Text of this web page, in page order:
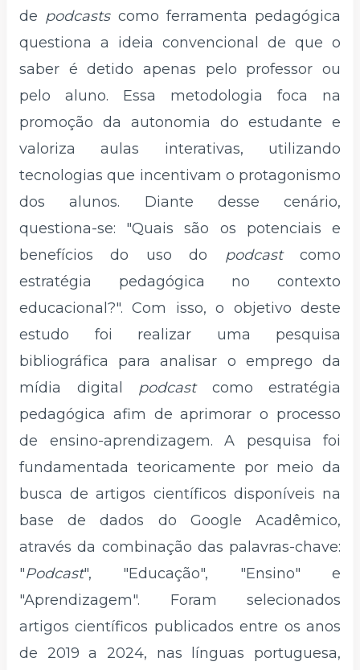
de podcasts como ferramenta pedagógica
questiona a ideia convencional de que o
saber é detido apenas pelo professor ou
pelo aluno. Essa metodologia foca na
promoção da autonomia do estudante e
valoriza aulas interativas, utilizando
tecnologias que incentivam o protagonismo
dos alunos. Diante desse cenário,
questiona-se: "Quais são os potenciais e
benefícios do uso do
podcastcomo
estratégia pedagógica no contexto
educacional?". Com isso, o objetivo deste
estudo foi realizar uma pesquisa
bibliográfica para analisar o emprego da
mídia digital podcast como estratégia
pedagógica afim de aprimorar o processo
de ensino-aprendizagem. A pesquisa foi
fundamentada teoricamente por meio da
busca de artigos científicos disponíveis na
base de dados do Google Acadêmico,
através da combinação das palavras-chave:
"Podcast", "Educação", "Ensino" e
"Aprendizagem". Foram selecionados
artigos científicos publicados entre os anos
de 2019 a 2024, nas línguas portuguesa,